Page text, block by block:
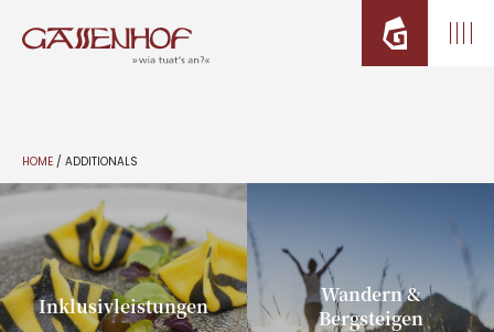
HOME / ADDITIONALS
Inklusivleistungen
Wandern &
Bergsteigen